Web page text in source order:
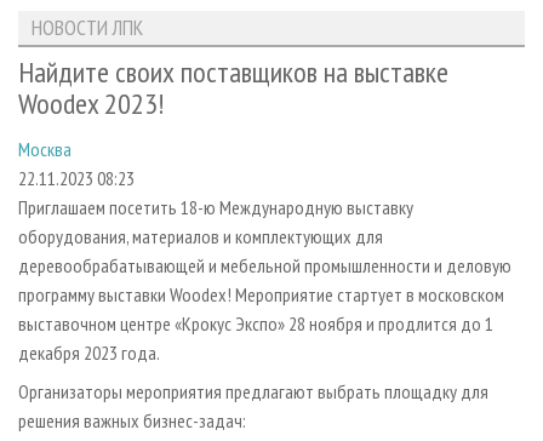
ЛЕСОЗАГОТОВКА
ЛЕСОПИЛЕНИЕ
СУШКА ДРЕВЕСИНЫ
ПРОИЗВОДСТВО ДРЕВЕСНЫХ ПЛИТ
ДЕРЕВЯННОЕ ДОМОСТРОЕНИЕ
ПРОИЗВОДСТВО МЕБЕЛИ
БИОЭНЕРГЕТИКА
ИНСТРУМЕНТ И МАТЕРИАЛЫ
НОВОСТИ ЛПК
НОВОСТИ ЖУРНАЛА
ПРОЕКТЫ ЛПИ
АНАЛИТИКА
ПРЕДПРИЯТИЯ ЛПК
ПЕРСОНЫ
МОБИЛЬНЫЕ ВЫСТАВКИ
ОФИЦИАЛЬНЫЕ ДЕЛЕГАЦИИ
ПРИОРИТЕТНЫЕ ИНВЕСТПРОЕКТЫ
RUSSIAN FORESTRY REVIEW
БИБЛИОТЕКА СПЕЦИАЛИСТА
АРХИВ
АРХИВ ЖУРНАЛОВ
О ЖУРНАЛЕ
КОНТАКТЫ
РЕКЛАМОДАТЕЛЯМ
РЕКЛАМА
РЕКЛАМА НА САЙТЕ
НОВОСТИ ЛПК
Найдите своих поставщиков на выставке
Woodex 2023!
Москва
22.11.2023 08:23
Приглашаем посетить 18-ю Международную выставку
оборудования, материалов и комплектующих для
деревообрабатывающей и мебельной промышленности и деловую
программу выставки Woodex! Мероприятие стартует в московском
выставочном центре «Крокус Экспо» 28 ноября и продлится до 1
декабря 2023 года.
Организаторы мероприятия предлагают выбрать площадку для
решения важных бизнес-задач: